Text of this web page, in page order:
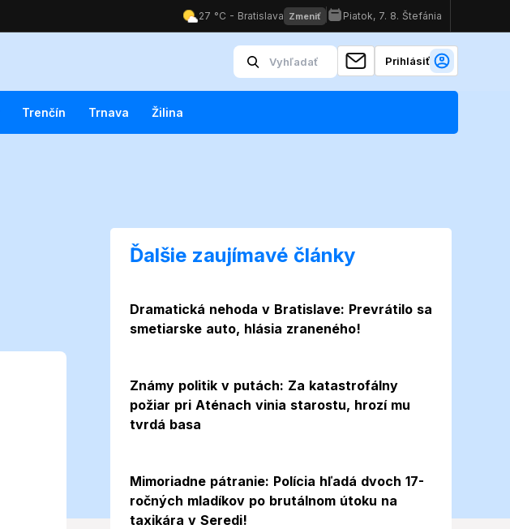
Prihlásiť
Trenčín Trnava Žilina
Ďalšie zaujímavé články
Dramatická nehoda v Bratislave: Prevrátilo sa
smetiarske auto, hlásia zraneného!
Známy politik v putách: Za katastrofálny
požiar pri Aténach vinia starostu, hrozí mu
tvrdá basa
Mimoriadne pátranie: Polícia hľadá dvoch 17-
ročných mladíkov po brutálnom útoku na
taxikára v Seredi!